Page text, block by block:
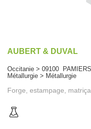
AUBERT & DUVAL
Occitanie > 09100 PAMIERS
Métallurgie > Métallurgie
Forge, estampage,